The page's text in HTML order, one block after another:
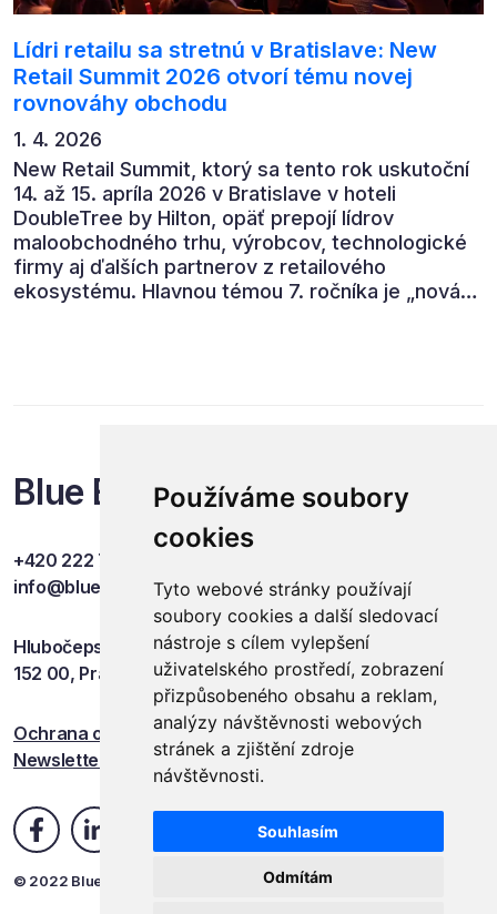
Používáme soubory
cookies
Tyto webové stránky používají
soubory cookies a další sledovací
nástroje s cílem vylepšení
uživatelského prostředí, zobrazení
přizpůsobeného obsahu a reklam,
analýzy návštěvnosti webových
stránek a zjištění zdroje
návštěvnosti.
Souhlasím
Odmítám
Lídri retailu sa stretnú v Bratislave: New
Retail Summit 2026 otvorí tému novej
rovnováhy obchodu
1. 4. 2026
New Retail Summit, ktorý sa tento rok uskutoční
14. až 15. apríla 2026 v Bratislave v hoteli
DoubleTree by Hilton, opäť prepojí lídrov
maloobchodného trhu, výrobcov, technologické
firmy aj ďalších partnerov z retailového
ekosystému. Hlavnou témou 7. ročníka je „nová
Blue Events
+420 222 749 841
info@blueevents.eu
Hlubočepská 701/38c
152 00, Praha 5
Ochrana osobních údajů
Newsletter
© 2022 Blue Events